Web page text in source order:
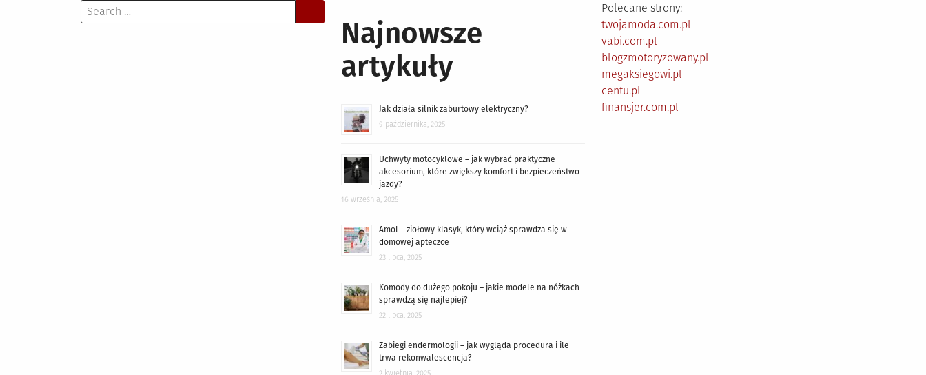
Search
for:
Najnowsze
artykuły
Jak działa silnik zaburtowy elektryczny?
9 października, 2025
Uchwyty motocyklowe – jak wybrać praktyczne
akcesorium, które zwiększy komfort i bezpieczeństwo
jazdy?
16 września, 2025
Amol – ziołowy klasyk, który wciąż sprawdza się w
domowej apteczce
23 lipca, 2025
Komody do dużego pokoju – jakie modele na nóżkach
sprawdzą się najlepiej?
22 lipca, 2025
Zabiegi endermologii – jak wygląda procedura i ile
trwa rekonwalescencja?
Polecane strony:
twojamoda.com.pl
vabi.com.pl
blogzmotoryzowany.pl
megaksiegowi.pl
centu.pl
finansjer.com.pl